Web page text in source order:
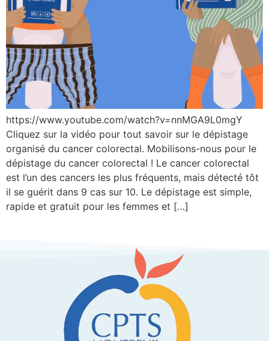
https://www.youtube.com/watch?v=nnMGA9L0mgY
Cliquez sur la vidéo pour tout savoir sur le dépistage
organisé du cancer colorectal. Mobilisons-nous pour le
dépistage du cancer colorectal ! Le cancer colorectal
est l’un des cancers les plus fréquents, mais détecté tôt
il se guérit dans 9 cas sur 10. Le dépistage est simple,
rapide et gratuit pour les femmes et […]